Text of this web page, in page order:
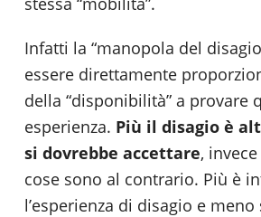
Infatti la “manopola del
essere direttamente
della “disponibilità” a provare
esperienza. Più il disagio è
si dovrebbe accettare,
cose sono al contrario. Più è
l’esperienza di disagio e